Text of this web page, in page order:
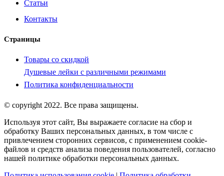
Статьи
Контакты
Страницы
Товары со скидкой
Душевые лейки с различными режимами
Политика конфиденциальности
© copyright 2022. Все права защищены.
Используя этот сайт, Вы выражаете согласие на сбор и
обработку Ваших персональных данных, в том числе с
привлечением сторонних сервисов, с применением cookie-
файлов и средств анализа поведения пользователей, согласно
нашей политике обработки персональных данных.